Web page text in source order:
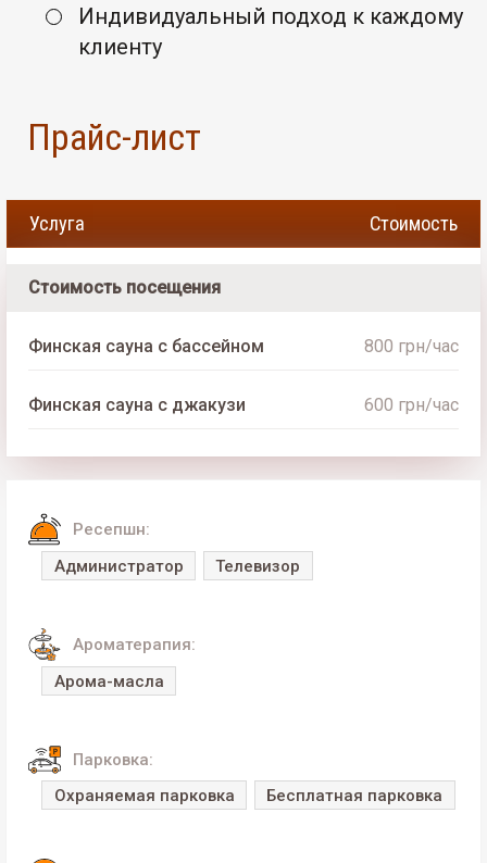
Индивидуальный подход к каждому
клиенту
Прайс-лист
Услуга Стоимость
Стоимость посещения
Финская сауна с бассейном 800 грн/час
Финская сауна с джакузи 600 грн/час
Ресепшн:
Администратор
Телевизор
Ароматерапия:
Арома-масла
Парковка:
Охраняемая парковка
Бесплатная парковка